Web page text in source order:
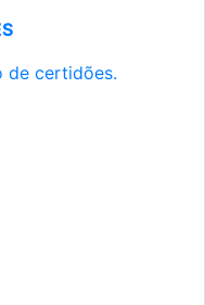
de certidões.